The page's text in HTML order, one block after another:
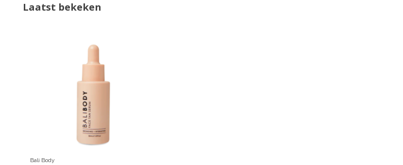
Laatst bekeken
Bali Body